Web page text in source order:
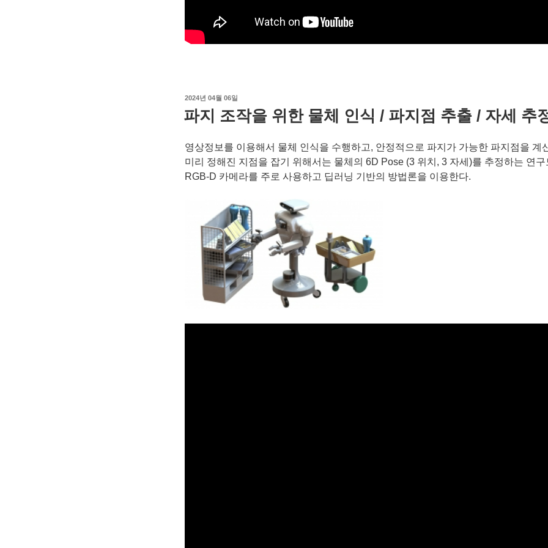
작
일
2024년 04월 06일
파지 조작을 위한 물체 인식 / 파지점 추출 / 자세 추
영상정보를 이용해서 물체 인식을 수행하고, 안정적으로 파지가 가능한 파지점을 계
미리 정해진 지점을 잡기 위해서는 물체의 6D Pose (3 위치, 3 자세)를 추정하는 연구
RGB-D 카메라를 주로 사용하고 딥러닝 기반의 방법론을 이용한다.